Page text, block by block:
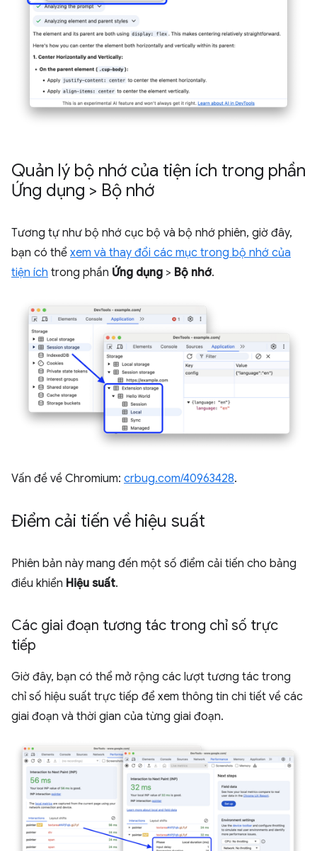
Quản lý bộ nhớ của tiện ích trong phần
Ứng dụng > Bộ nhớ
Tương tự như bộ nhớ cục bộ và bộ nhớ phiên, giờ đây,
bạn có thể xem và thay đổi các mục trong bộ nhớ của
tiện ích trong phần Ứng dụng > Bộ nhớ.
Vấn đề về Chromium: crbug.com/40963428.
Điểm cải tiến về hiệu suất
Phiên bản này mang đến một số điểm cải tiến cho bảng
điều khiển Hiệu suất.
Các giai đoạn tương tác trong chỉ số trực
tiếp
Giờ đây, bạn có thể mở rộng các lượt tương tác trong
chỉ số hiệu suất trực tiếp để xem thông tin chi tiết về các
giai đoạn và thời gian của từng giai đoạn.